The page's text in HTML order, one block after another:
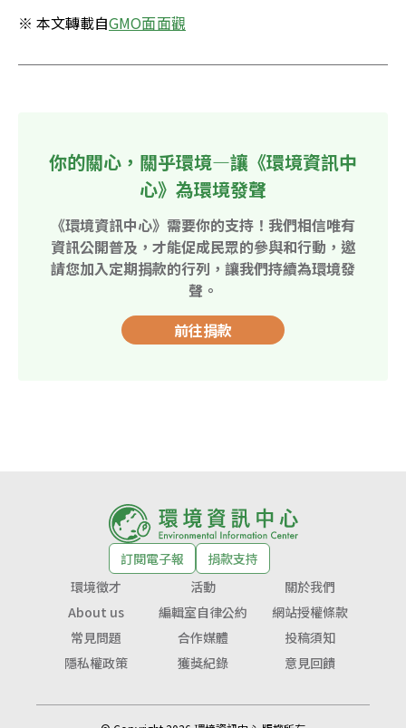
※ 本文轉載自GMO面面觀
你的關心，關乎環境—讓《環境資訊中
心》為環境發聲
《環境資訊中心》需要你的支持！我們相信唯有
資訊公開普及，才能促成民眾的參與和行動，邀
請您加入定期捐款的行列，讓我們持續為環境發
聲。
前往捐款
訂閱電子報
捐款支持
環境徵才
活動
關於我們
About us
編輯室自律公約
網站授權條款
常見問題
合作媒體
投稿須知
隱私權政策
獲獎紀錄 意見回饋